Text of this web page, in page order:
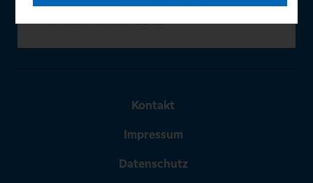
Kontakt
Impressum
Datenschutz